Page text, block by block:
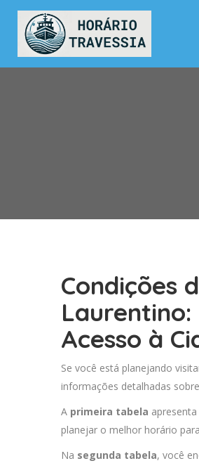
Condições
Acesso à
Se você está planejando
informações detalhadas
A primeira tabela
planejar o melhor horário
Na segunda tabela, você